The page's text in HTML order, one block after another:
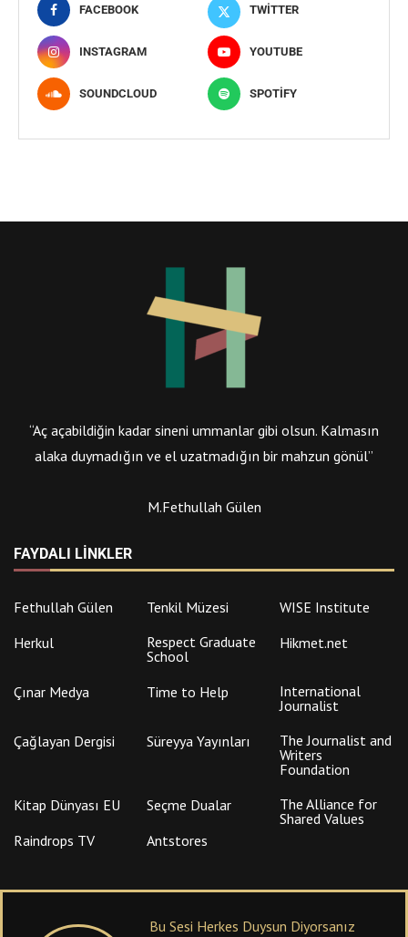
FACEBOOK TWITTER
INSTAGRAM YOUTUBE
SOUNDCLOUD SPOTIFY
“Aç açabildiğin kadar sineni ummanlar gibi olsun. Kalmasın
alaka duymadığın ve el uzatmadığın bir mahzun gönül”
M.Fethullah Gülen
FAYDALI LINKLER
Fethullah Gülen Tenkil Müzesi
WISE Institute
Herkul
Respect Graduate
School
Hikmet.net
Çınar Medya Time to Help
International
Journalist
Çağlayan Dergisi
Süreyya Yayınları
The Journalist and
Writers
Foundation
Kitap Dünyası EU
Seçme Dualar
The Alliance for
Shared Values
Raindrops TV
Antstores
Bu Sesi Herkes Duysun Diyorsanız